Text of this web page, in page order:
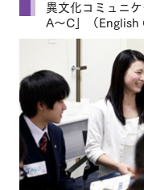
異文化コミュニ
A～C」（English